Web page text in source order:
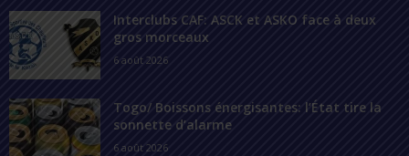
Interclubs CAF: ASCK et ASKO face à deux
gros morceaux
6 août 2026
Togo/ Boissons énergisantes: l’État tire la
sonnette d’alarme
6 août 2026